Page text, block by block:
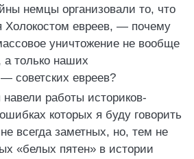
немцы организовали то, что
Холокостом евреев, — почему
уничтожение не вообще
а только наших
советских евреев?
работы историков-
которых я буду говорить
всегда заметных, но, тем не
«белых пятен» в истории